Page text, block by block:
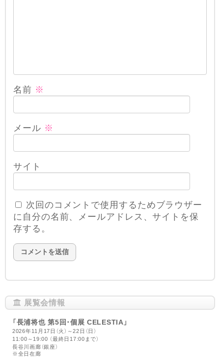
名前 ※
メール ※
サイト
次回のコメントで使用するためブラウザー
に自分の名前、メールアドレス、サイトを保
存する。
展覧会情報
「長浦将也 第5回･個展 CELESTIA」
2026年11月17日（火）～22日（日）
11:00～19:00 （最終日17:00まで）
長谷川画廊（銀座）
※全日在廊